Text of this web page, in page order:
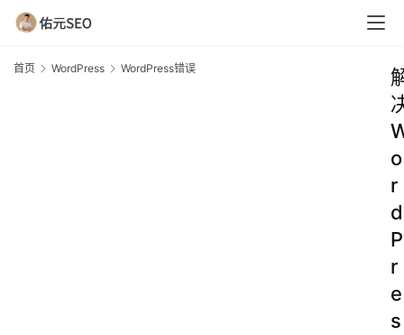
首页 WordPress WordPress错误
o
r
d
P
r
e
s